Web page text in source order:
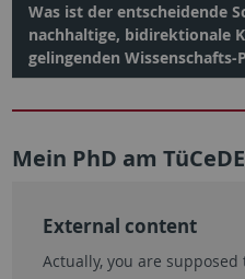
Was ist der entscheidende
nachhaltige, bidirektionale
gelingenden Wissenschafts-
Mein PhD am TüCeDE
External content
Actually, you are supposed